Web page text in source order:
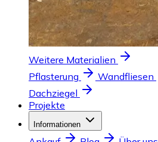
Weitere Materialien
Pflasterung
Wandfliesen
Dachziegel
Projekte
Informationen